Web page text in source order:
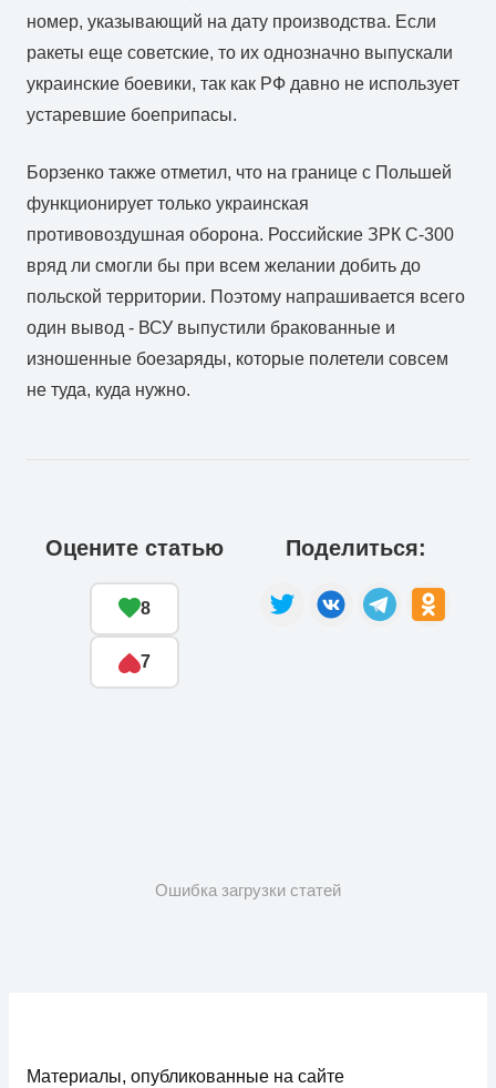
номер, указывающий на дату производства. Если
ракеты еще советские, то их однозначно выпускали
украинские боевики, так как РФ давно не использует
устаревшие боеприпасы.
Борзенко также отметил, что на границе с Польшей
функционирует только украинская
противовоздушная оборона. Российские ЗРК С-300
вряд ли смогли бы при всем желании добить до
польской территории. Поэтому напрашивается всего
один вывод - ВСУ выпустили бракованные и
изношенные боезаряды, которые полетели совсем
не туда, куда нужно.
Оцените статью
8
7
Поделиться:
Ошибка загрузки статей
Материалы, опубликованные на сайте